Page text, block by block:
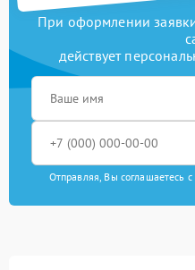
При оформлении
действует
Отправляя, Вы соглашаетесь с